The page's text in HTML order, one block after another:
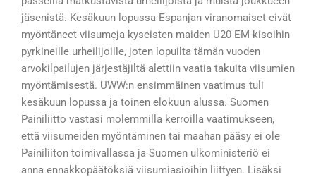
jäsenistä. Kesäkuun lopussa Espanjan viranomaiset eivät
myöntäneet viisumeja kyseisten maiden U20 EM-kisoihin
pyrkineille urheilijoille, joten lopuilta tämän vuoden
arvokilpailujen järjestäjiltä alettiin vaatia takuita viisumien
myöntämisestä. UWW:n ensimmäinen vaatimus tuli
kesäkuun lopussa ja toinen elokuun alussa. Suomen
Painiliitto vastasi molemmilla kerroilla vaatimukseen,
että viisumeiden myöntäminen tai maahan pääsy ei ole
Painiliiton toimivallassa ja Suomen ulkoministeriö ei
anna ennakkopäätöksiä viisumiasioihin liittyen. Lisäksi